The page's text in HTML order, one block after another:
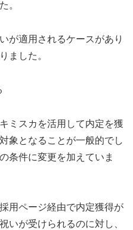
。
が適用されるケースがあり
ました。
ミスカを活用して内定を獲
象となることが一般的でし
条件に変更を加えていま
用ページ経由で内定獲得が
いが受けられるのに対し、